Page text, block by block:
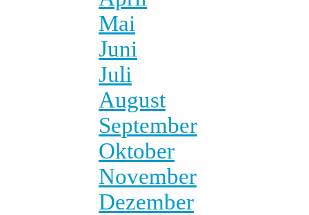
Mai
Juni
Juli
August
September
Oktober
November
Dezember